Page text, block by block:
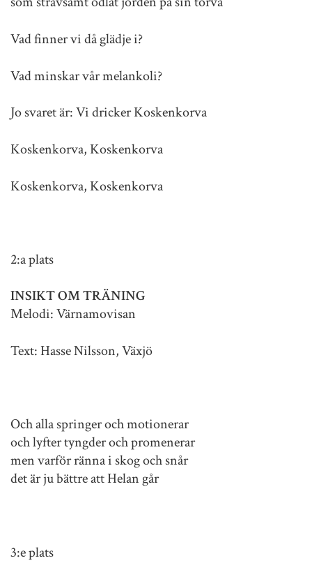
Vad finner vi då glädje i?
Vad minskar vår melankoli?
Jo svaret är: Vi dricker Koskenkorva
Koskenkorva, Koskenkorva
Koskenkorva, Koskenkorva
2:a plats
INSIKT OM TRÄNING
Melodi: Värnamovisan
Text: Hasse Nilsson, Växjö
Och alla springer och motionerar
och lyfter tyngder och promenerar
men varför ränna i skog och snår
det är ju bättre att Helan går
3:e plats